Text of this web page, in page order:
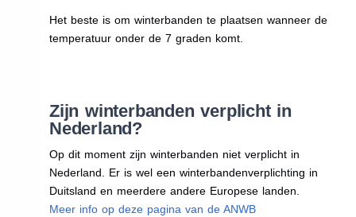
Het beste is om winterbanden te plaatsen wanneer de
temperatuur onder de 7 graden komt.
Zijn winterbanden verplicht in
Nederland?
Op dit moment zijn winterbanden niet verplicht in
Nederland. Er is wel een winterbandenverplichting in
Duitsland en meerdere andere Europese landen.
Meer info op deze pagina van de ANWB